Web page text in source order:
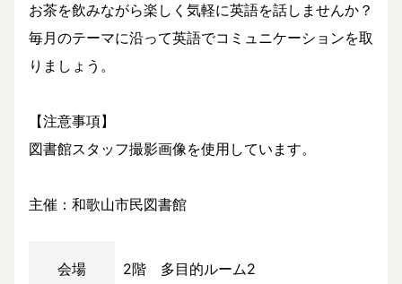
お茶を飲みながら楽しく気軽に英語を話しませんか？
毎月のテーマに沿って英語でコミュニケーションを取
りましょう。
【注意事項】
図書館スタッフ撮影画像を使用しています。
主催：和歌山市民図書館
会場 2階 多目的ルーム2